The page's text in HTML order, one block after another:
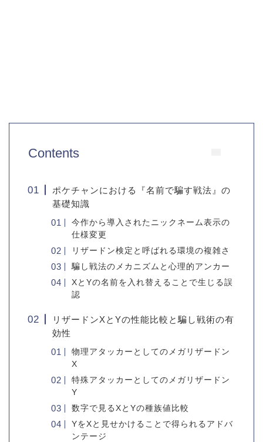
Contents
ポケチャンにおける『名前で騙す戦法』の
基礎知識
今作から導入されたニックネーム表示の
仕様変更
リザードン検定と呼ばれる環境の複雑さ
騙し戦法のメカニズムと心理的アンカー
XとYの名前を入れ替えることで生じる誤
認
リザードンXとYの性能比較と騙し戦術の有
効性
物理アタッカーとしてのメガリザードン
X
特殊アタッカーとしてのメガリザードン
Y
数字で見るXとYの種族値比較
YをXと見せかけることで得られるアドバ
ンテージ